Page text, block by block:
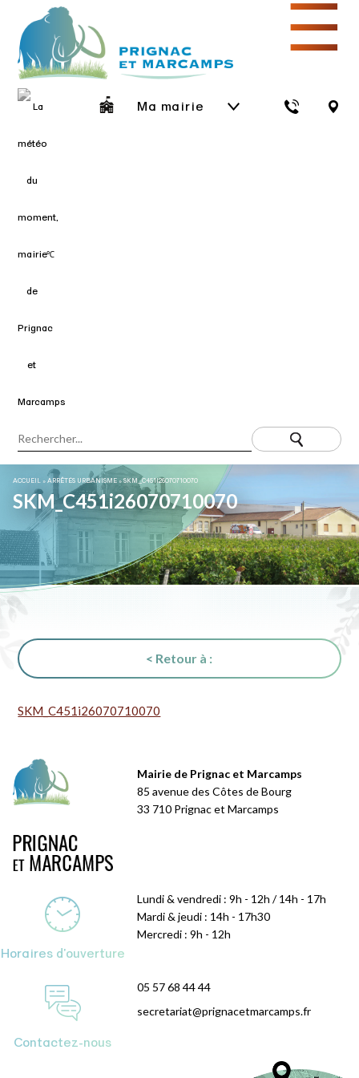
℃
Ma mairie
☰
ACCUEIL »ARRÊTÉS URBANISME»SKM_C451I26070710070
SKM_C451i26070710070
< Retour à :
SKM_C451i26070710070
Mairie de Prignac et Marcamps
85 avenue des Côtes de Bourg
33 710 Prignac et Marcamps
Horaires d'ouverture
Lundi & vendredi : 9h - 12h / 14h - 17h
Mardi & jeudi : 14h - 17h30
Mercredi : 9h - 12h
Contactez-nous
05 57 68 44 44
secretariat@prignacetmarcamps.fr